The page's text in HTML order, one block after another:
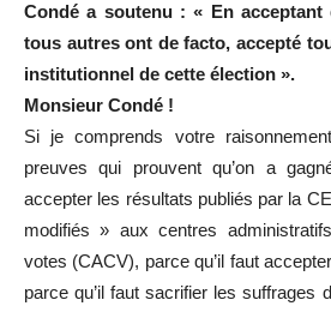
Condé a soutenu : « En acceptant
tous autres ont de facto, accepté
institutionnel de cette élection ».
Monsieur Condé !
Si je comprends votre
preuves qui prouvent qu’on a
accepter les résultats publiés par la
modifiés » aux centres
votes (CACV), parce qu’il faut
parce qu’il faut sacrifier les suffrages